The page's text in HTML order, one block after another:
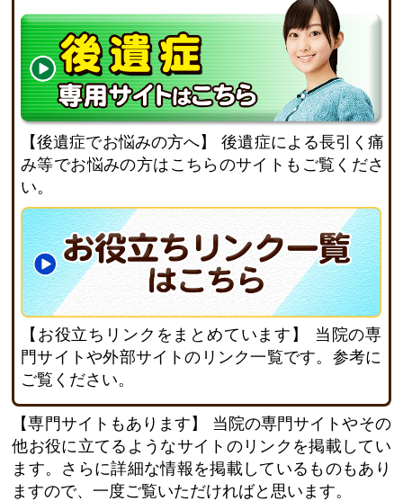
【後遺症でお悩みの方へ】
後遺症による長引く痛
み等でお悩みの方はこちらのサイトもご覧くださ
い。
【お役立ちリンクをまとめています】
当院の専
門サイトや外部サイトのリンク一覧です。参考に
ご覧ください。
【専門サイトもあります】
当院の専門サイトやその
他お役に立てるようなサイトのリンクを掲載してい
ます。さらに詳細な情報を掲載しているものもあり
ますので、一度ご覧いただければと思います。